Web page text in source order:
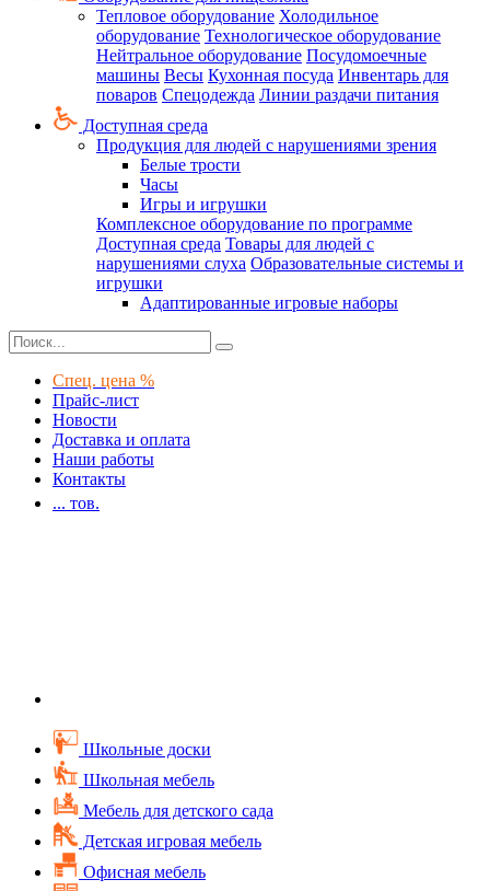
Тепловое оборудование Холодильное
оборудование Технологическое оборудование
Нейтральное оборудование Посудомоечные
машины Весы Кухонная посуда Инвентарь для
поваров Спецодежда Линии раздачи питания
Доступная среда
Продукция для людей с нарушениями зрения
Белые трости
Часы
Игры и игрушки
Комплексное оборудование по программе
Доступная среда Товары для людей с
нарушениями слуха Образовательные системы и
игрушки
Адаптированные игровые наборы
Спец. цена %
Прайс-лист
Новости
Доставка и оплата
Наши работы
Контакты
... тов.
Школьные доски
Школьная мебель
Мебель для детского сада
Детская игровая мебель
Офисная мебель